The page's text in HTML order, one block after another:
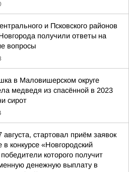
и Псковского районов
получили ответы на
вопросы
в Маловишерском округе
медведя из спасённой в 2023
сирот
августа, стартовал приём заявок
в конкурсе «Новгородский
которого получит
денежную выплату в